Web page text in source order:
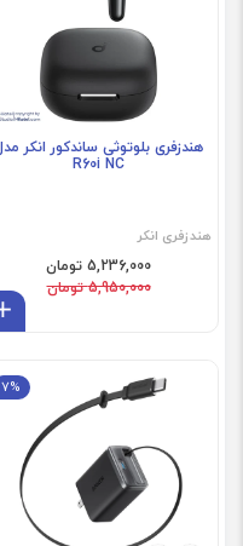
هندزفری بلوتوثی ساندکور انکر
R60i NC
هندزفری انکر
5,236,000 تومان
5,950,000 تومان
فروش ویژه
7%